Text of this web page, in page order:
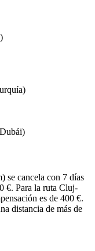
se cancela con 7 días
€. Para la ruta Cluj-
es de 400 €.
distancia de más de